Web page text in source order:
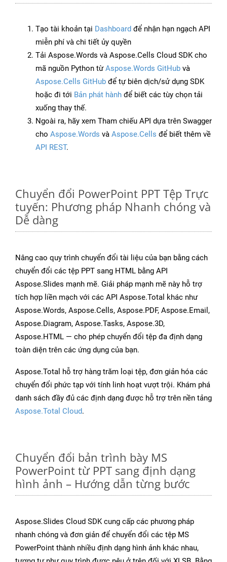
Tạo tài khoản tại Dashboard để nhận hạn ngạch API
miễn phí và chi tiết ủy quyền
Tải Aspose.Words và Aspose.Cells Cloud SDK cho
mã nguồn Python từAspose.Words GitHub và
Aspose.Cells GitHub để tự biên dịch/sử dụng SDK
hoặc đi tới Bản phát hành để biết các tùy chọn tải
xuống thay thế.
Ngoài ra, hãy xem Tham chiếu API dựa trên Swagger
cho Aspose.Words và Aspose.Cells để biết thêm về
API REST.
Chuyển đổi PowerPoint PPT Tệp Trực
tuyến: Phương pháp Nhanh chóng và
Dễ dàng
Nâng cao quy trình chuyển đổi tài liệu của bạn bằng cách
chuyển đổi các tệp PPT sang HTML bằng API
Aspose.Slides mạnh mẽ. Giải pháp mạnh mẽ này hỗ trợ
tích hợp liền mạch với các API Aspose.Total khác như
Aspose.Words, Aspose.Cells, Aspose.PDF, Aspose.Email,
Aspose.Diagram, Aspose.Tasks, Aspose.3D,
Aspose.HTML — cho phép chuyển đổi tệp đa định dạng
toàn diện trên các ứng dụng của bạn.
Aspose.Total hỗ trợ hàng trăm loại tệp, đơn giản hóa các
chuyển đổi phức tạp với tính linh hoạt vượt trội. Khám phá
danh sách đầy đủ các định dạng được hỗ trợ trên nền tảng
Aspose.Total Cloud.
Chuyển đổi bản trình bày MS
PowerPoint từ PPT sang định dạng
hình ảnh – Hướng dẫn từng bước
Aspose.Slides Cloud SDK cung cấp các phương pháp
nhanh chóng và đơn giản để chuyển đổi các tệp MS
PowerPoint thành nhiều định dạng hình ảnh khác nhau,